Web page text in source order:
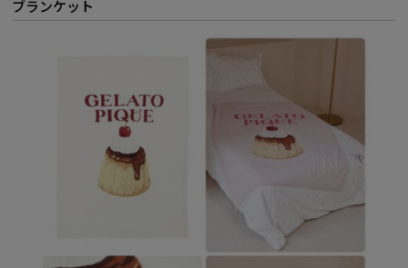
ブランケット